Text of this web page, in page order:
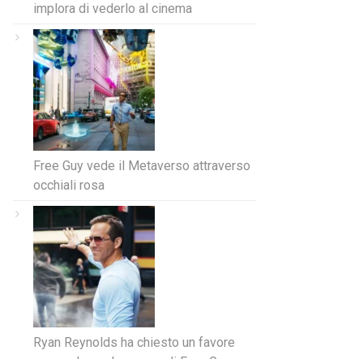
implora di vederlo al cinema
Free Guy vede il Metaverso attraverso
occhiali rosa
Ryan Reynolds ha chiesto un favore